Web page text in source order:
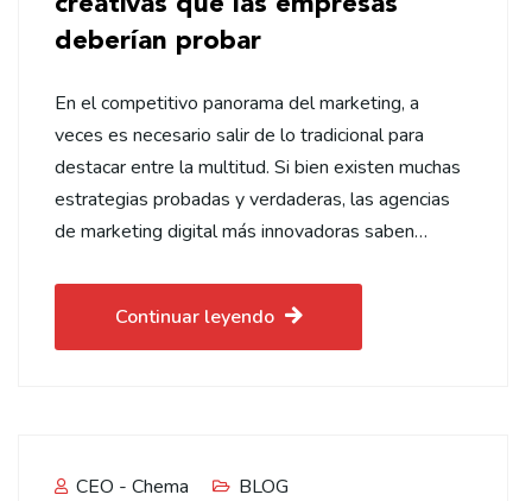
deberían probar
En el competitivo panorama del marketing, a
veces es necesario salir de lo tradicional para
destacar entre la multitud. Si bien existen muchas
estrategias probadas y verdaderas, las agencias
de marketing digital más innovadoras saben…
Continuar leyendo
CEO - Chema BLOG